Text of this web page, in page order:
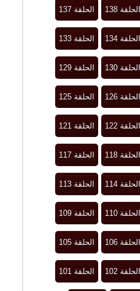
الحلقة 138 الحلقة 137
الحلقة 134 الحلقة 133
الحلقة 130 الحلقة 129
الحلقة 126 الحلقة 125
الحلقة 122 الحلقة 121
الحلقة 118 الحلقة 117
الحلقة 114 الحلقة 113
الحلقة 110 الحلقة 109
الحلقة 106 الحلقة 105
الحلقة 102 الحلقة 101